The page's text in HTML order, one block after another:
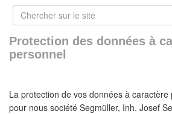
Protection des données à
personnel
La protection de vos données à
pour nous société Segmüller, Inh. Josef